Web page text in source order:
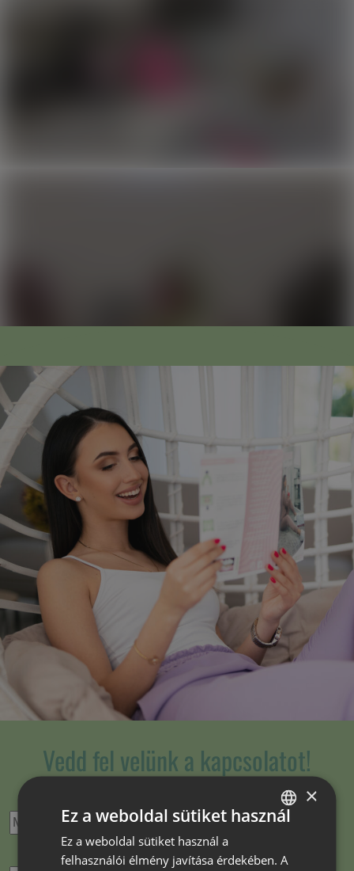
Vedd fel velünk a kapcsolatot!
E-mail cím*
ROMANIAN
×
Ez a weboldal sütiket használ
Ez a weboldal sütiket használ a
felhasználói élmény javítása érdekében. A